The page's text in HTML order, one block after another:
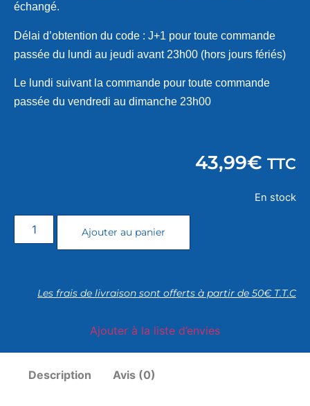
échangé.
Délai d’obtention du code : J+1 pour toute commande
passée du lundi au jeudi avant 23h00 (hors jours fériés)
Le lundi suivant la commande pour toute commande
passée du vendredi au dimanche 23h00
43,99€ TTC
En stock
Ajouter au panier
Les frais de livraison sont offerts à partir de 50€ T.T.C
Ajouter à la liste d’envies
Description Avis (0)